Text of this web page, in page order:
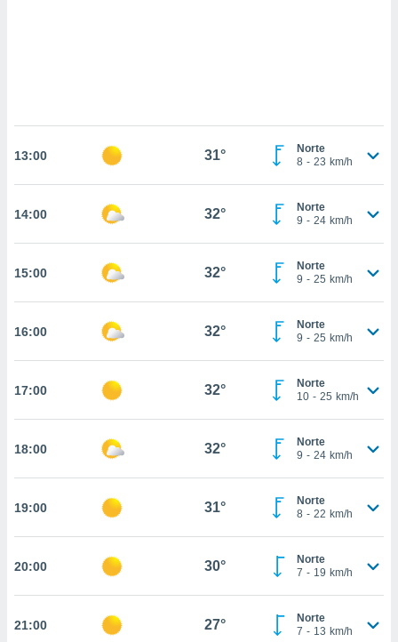
aceptar
de
sitio
que
sean
para
ni para
no
web a
13:00 31°
Norte
8 - 23 km/h
14:00 32°
Norte
9 - 24 km/h
15:00 32°
Norte
9 - 25 km/h
16:00 32°
Norte
9 - 25 km/h
17:00 32°
Norte
10 - 25 km/h
18:00 32°
Norte
9 - 24 km/h
19:00 31°
Norte
8 - 22 km/h
20:00 30°
Norte
7 - 19 km/h
21:00 27°
Norte
7 - 13 km/h